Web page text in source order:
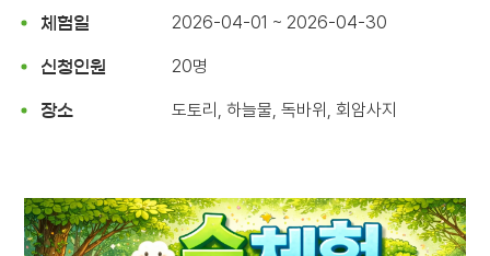
체험일 2026-04-01 ~ 2026-04-30
신청인원 20명
장소 도토리, 하늘물, 독바위, 회암사지